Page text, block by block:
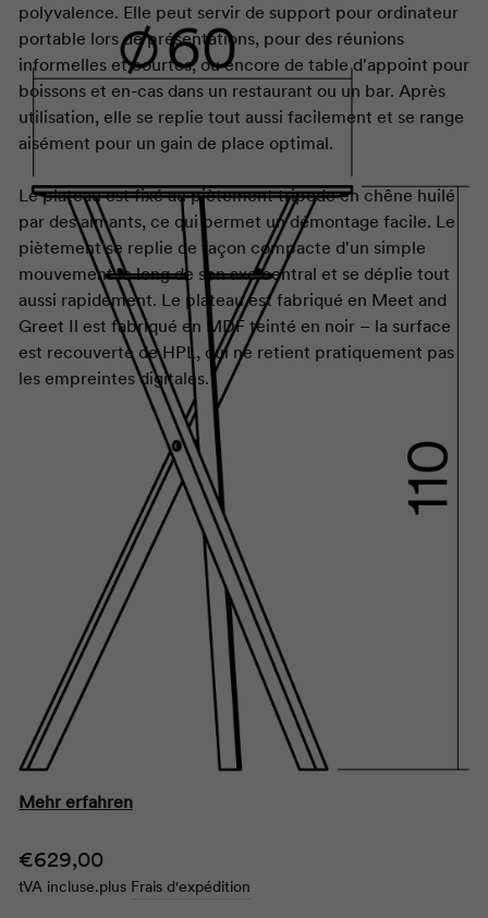
polyvalence. Elle peut servir de support pour ordinateur
portable lors de présentations, pour des réunions
informelles et courtes, ou encore de table d'appoint pour
boissons et en-cas dans un restaurant ou un bar. Après
utilisation, elle se replie tout aussi facilement et se range
aisément pour un gain de place optimal.
Le plateau est fixé au piètement tripode en chêne huilé
par des aimants, ce qui permet un démontage facile. Le
piètement se replie de façon compacte d'un simple
mouvement le long de son axe central et se déplie tout
aussi rapidement. Le plateau est fabriqué en Meet and
Greet Il est fabriqué en MDF teinté en noir – la surface
est recouverte de HPL, qui ne retient pratiquement pas
les empreintes digitales.
Mehr erfahren
Prix
€629,00
tVA incluse.plus Frais d'expédition